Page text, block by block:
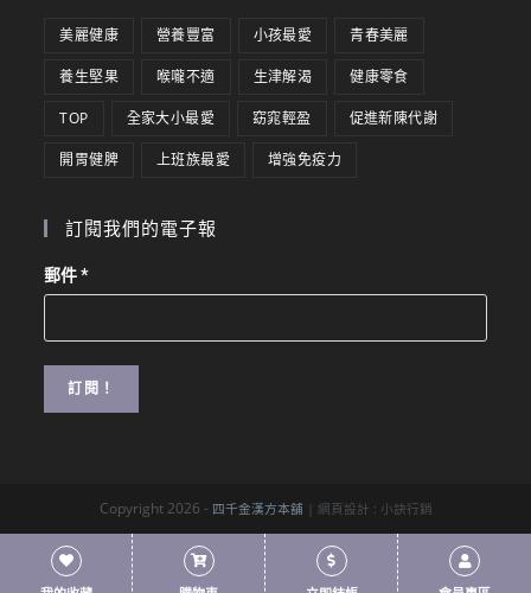
美麗健康 營養豐富 小孩最愛 青春美麗
養生堅果 喉嚨不適 生津解渴 健康零食
TOP 全家大小最愛 窈窕輕盈 促進新陳代謝
開胃健脾 上班族最愛 增強免疫力
訂閱我們的電子報
郵件*
Copyright 2026 - 四千金漢方本舖 | 網頁設計 : 小訣行銷